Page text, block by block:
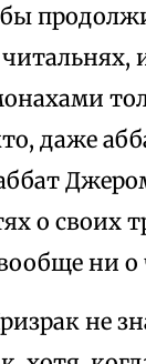
даже
о своих
ни
не